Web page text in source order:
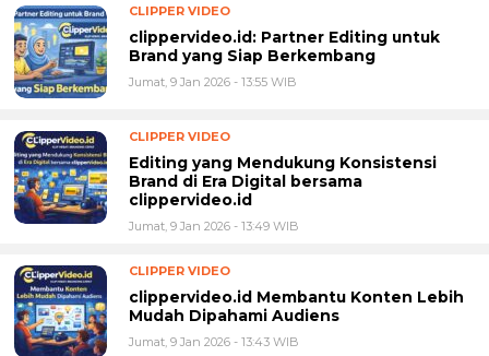
CLIPPER VIDEO
clippervideo.id: Partner Editing untuk
Brand yang Siap Berkembang
Jumat, 9 Jan 2026 - 13:55 WIB
CLIPPER VIDEO
Editing yang Mendukung Konsistensi
Brand di Era Digital bersama
clippervideo.id
Jumat, 9 Jan 2026 - 13:49 WIB
CLIPPER VIDEO
clippervideo.id Membantu Konten Lebih
Mudah Dipahami Audiens
Jumat, 9 Jan 2026 - 13:43 WIB